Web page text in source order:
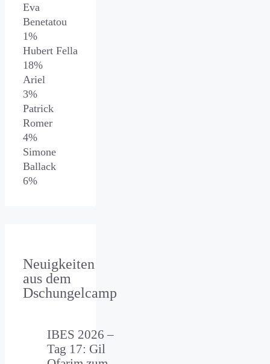
Eva
Benetatou
1%
Hubert Fella
18%
Ariel
3%
Patrick
Romer
4%
Simone
Ballack
6%
Neuigkeiten
aus dem
Dschungelcamp
IBES 2026 –
Tag 17: Gil